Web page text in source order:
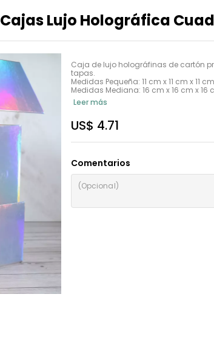
Cajas Lujo Holográfica
Caja de lujo holográfinas de cartón
tapas.
Medidas Pequeña: 11 cm x 11 cm x 11 cm
Medidas Mediana: 16 cm x 16 cm x 16
Medidas Grande: 21 cm x 21 cm 21 cm
Leer más
US$ 4.71
Comentarios